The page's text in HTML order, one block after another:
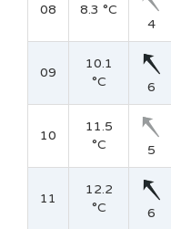
08
8.3 °C
4
09
10.1
°C
6
10
11.5
°C
5
11
12.2
°C
6